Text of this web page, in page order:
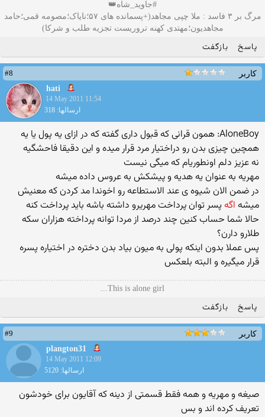
#جاوید_شاه👑
مرگ بر ۳ فاسد : ملا چپی مجاهد(+پسمانده های ۵۷؛نایاک؛مصومه قمی؛حامد
مجاهدیون؛مهتدی کهنه تروریست تجزیه طلب و شرکا)
پاسخ بازگفت
کاربر
#8
hati
14 May 2011 11:54
ارسالها: 318
AloneBoy: همون قرانی كه قبول داری گفته كه در ازای یه پول یا یه
همچین چیزی بدن رو دراختیار مرد قرار میده و این دقیقا فاحشگیه
نه عزیز دلم اونطوریام كه میگی نیست
مهریه به عنوان یه هدیه و پیشكش به عروس داده میشه
در ضمن الان شیوه ی عند الاستطاعه رو اخوندا مد كردن كه معنیش
میشه اگه پسر توان پرداخت مهریرو داشته باشه باید پرداخت كنه
حالا شما حساب كنین چند درصد از مردا توانه پرداخته هزاران سكه
طلارو دارن؟
پس عملا بدون اینكه پولی به میون بیاد بدن دختره در اختیاره پسره
قرار میگیره و البته بلعكس
This is alone girl...
پاسخ بازگفت
کاربر
#9
plangton31
14 May 2011 12:09
ارسالها: 5120
صیغه و مهریه و همه فقط قسمتی از دینه كه آقایون برای خودشون
تعریف كرده اند و بس